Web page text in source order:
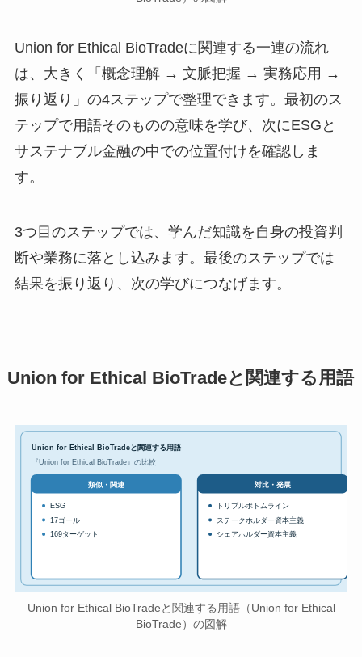
Union for Ethical BioTradeに関連する一連の流れ
は、大きく「概念理解 → 文脈把握 → 実務応用 →
振り返り」の4ステップで整理できます。最初のス
テップで用語そのものの意味を学び、次にESGと
サステナブル金融の中での位置付けを確認しま
す。
3つ目のステップでは、学んだ知識を自身の投資判
断や業務に落とし込みます。最後のステップでは
結果を振り返り、次の学びにつなげます。
Union for Ethical BioTradeと関連する用語
Union for Ethical BioTradeと関連する用語
『Union for Ethical BioTrade』の比較
類似・関連
ESG
17ゴール
169ターゲット
対比・発展
トリプルボトムライン
ステークホルダー資本主義
シェアホルダー資本主義
Union for Ethical BioTradeと関連する用語（Union for Ethical
BioTrade）の図解